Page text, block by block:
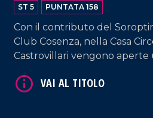
ST 5 PUNTATA 158
Con il contributo del
Club Cosenza, nella Casa
Castrovillari vengono aperte
puntata, intervengono: il